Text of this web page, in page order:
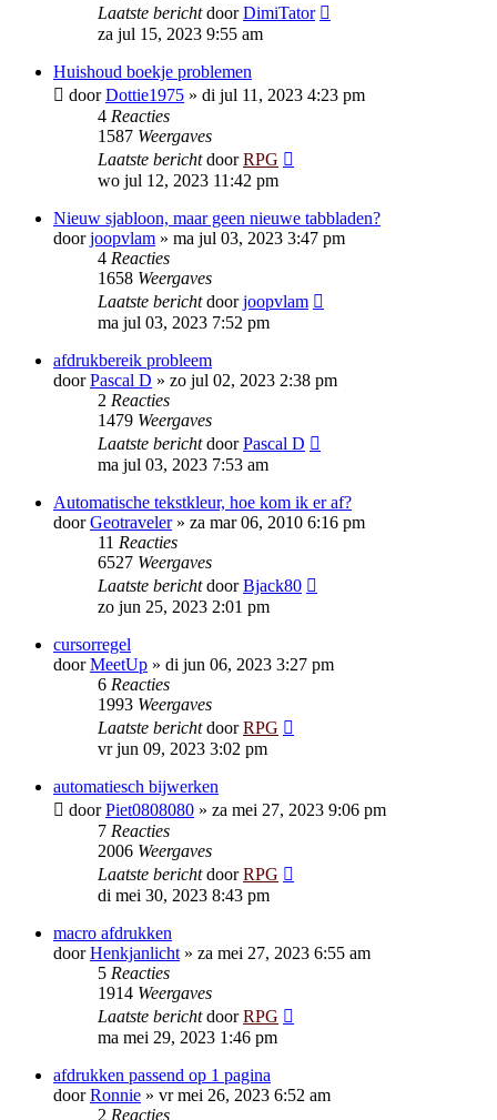
Laatste berichtdoorDimiTator
za jul 15, 2023 9:55 am
Huishoud boekje problemen
doorDottie1975 » di jul 11, 2023 4:23 pm
4 Reacties
1587 Weergaves
Laatste berichtdoorRPG
wo jul 12, 2023 11:42 pm
Nieuw sjabloon, maar geen nieuwe tabbladen?
doorjoopvlam » ma jul 03, 2023 3:47 pm
4 Reacties
1658 Weergaves
Laatste berichtdoorjoopvlam
ma jul 03, 2023 7:52 pm
afdrukbereik probleem
doorPascal D » zo jul 02, 2023 2:38 pm
2 Reacties
1479 Weergaves
Laatste berichtdoorPascal D
ma jul 03, 2023 7:53 am
Automatische tekstkleur, hoe kom ik er af?
doorGeotraveler» za mar 06, 2010 6:16 pm
11 Reacties
6527 Weergaves
Laatste berichtdoorBjack80
zo jun 25, 2023 2:01 pm
cursorregel
doorMeetUp » di jun 06, 2023 3:27 pm
6 Reacties
1993 Weergaves
Laatste berichtdoorRPG
vr jun 09, 2023 3:02 pm
automatiesch bijwerken
doorPiet0808080 » za mei 27, 2023 9:06 pm
7 Reacties
2006 Weergaves
Laatste berichtdoorRPG
di mei 30, 2023 8:43 pm
macro afdrukken
doorHenkjanlicht » za mei 27, 2023 6:55 am
5 Reacties
1914 Weergaves
Laatste berichtdoorRPG
ma mei 29, 2023 1:46 pm
afdrukken passend op 1 pagina
doorRonnie » vr mei 26, 2023 6:52 am
2 Reacties